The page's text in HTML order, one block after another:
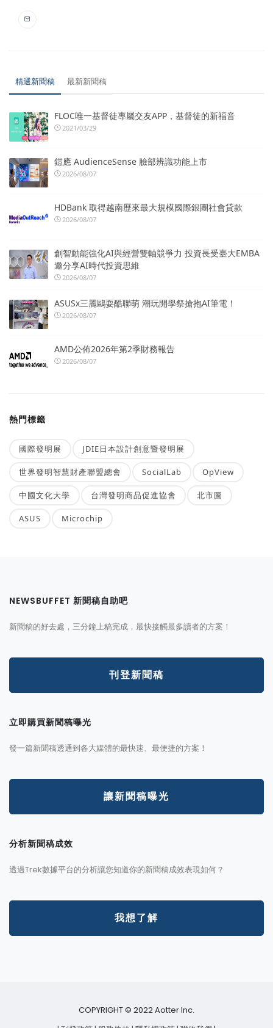
精選新聞稿 最新新聞稿
FLOC唯一基督徒專屬交友APP，基督徒的新福音
2021/03/29
鎧應 AudienceSense 臉部辨識功能上市
2026/08/07
HDBank 取得越南歷來最大規模國際銀團社會貸款
2026/08/07
創智動能強化AI與經營雙軸競爭力 投資長受臺大EMBA
邀分享AI時代投資思維
2026/08/07
ASUSx三麗鷗耍酷聯萌 潮玩開學祭搶抱AI筆電！
2026/08/07
AMD公佈2026年第2季財務報告
2026/08/07
熱門標籤
國際發明展 JDIE日本設計創意暨發明展
世界發明智慧財產聯盟總會 SocialLab OpView
中國文化大學 台灣發明商品促進協會 北市圖
ASUS Microchip
NEWSBUFFET 新聞稿自助吧
新聞稿的好去處，三分鐘上稿完成，最快接觸最多讀者的方案！
刊登新聞稿
立即購買新聞稿曝光
發一篇新聞稿透通到各大媒體的最快速、最便捷的方案！
讓新聞稿曝光
分析新聞稿成效
透過Trek數據平台的分析讓您知道你的新聞稿成效表現如何？
我想了解
COPYRIGHT © 2022 Aotter Inc.